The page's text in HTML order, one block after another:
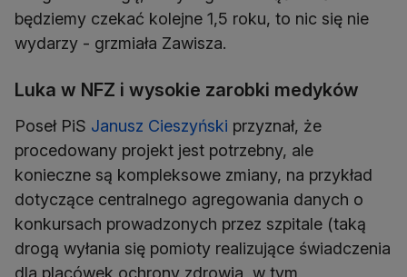
będziemy czekać kolejne 1,5 roku, to nic się nie
wydarzy - grzmiała Zawisza.
Luka w NFZ i wysokie zarobki medyków
Poseł PiS Janusz Cieszyński przyznał, że
procedowany projekt jest potrzebny, ale
konieczne są kompleksowe zmiany, na przykład
dotyczące centralnego agregowania danych o
konkursach prowadzonych przez szpitale (taką
drogą wyłania się pomioty realizujące świadczenia